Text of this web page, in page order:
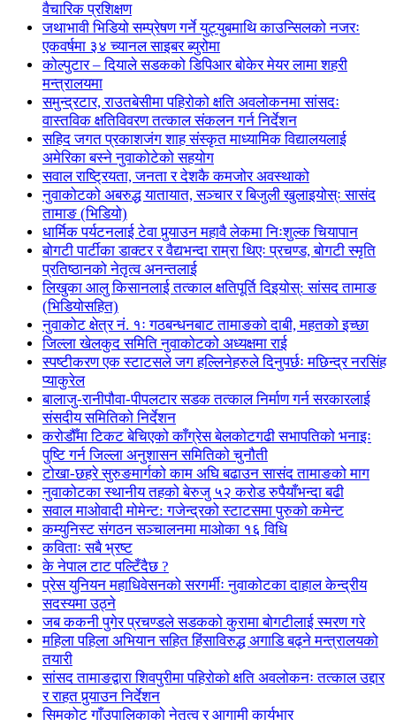
वैचारिक प्रशिक्षण
जथाभावी भिडियो सम्प्रेषण गर्ने युट्युबमाथि काउन्सिलको नजरः
एकवर्षमा ३४ च्यानल साइबर ब्युरोमा
कोल्पुटार – दियाले सडकको डिपिआर बोकेर मेयर लामा शहरी
मन्त्रालयमा
समुन्द्रटार, राउतबेसीमा पहिरोको क्षति अवलोकनमा सांसदः
वास्तविक क्षतिविवरण तत्काल संकलन गर्न निर्देशन
सहिद जगत प्रकाशजंग शाह संस्कृत माध्यामिक विद्यालयलाई
अमेरिका बस्ने नुवाकोटेको सहयोग
सवाल राष्ट्रियता, जनता र देशकै कमजोर अवस्थाको
नुवाकोटको अबरुद्ध यातायात, सञ्चार र बिजुली खुलाइयोस्ः सासंद
तामाङ (भिडियो)
धार्मिक पर्यटनलाई टेवा पुर्‍याउन महावै लेकमा निःशुल्क चियापान
बोगटी पार्टीका डाक्टर र वैद्यभन्दा राम्रा थिएः प्रचण्ड, बोगटी स्मृति
प्रतिष्ठानको नेतृत्व अनन्तलाई
लिखुका आलु किसानलाई तत्काल क्षतिपूर्ति दिइयोस्: सांसद तामाङ
(भिडियोसहित)
नुवाकोट क्षेत्र नं. १ः गठबन्धनबाट तामाङको दाबी, महतको इच्छा
जिल्ला खेलकुद समिति नुवाकोटको अध्यक्षमा राई
स्पष्टीकरण एक स्टाटसले जग हल्लिनेहरुले दिनुपर्छः मछिन्द्र नरसिंह
प्याकुरेल
बालाजु-रानीपौवा-पीपलटार सडक तत्काल निर्माण गर्न सरकारलाई
संसदीय समितिको निर्देशन
करोडौँमा टिकट बेचिएको काँग्रेस बेलकोटगढी सभापतिको भनाइः
पुष्टि गर्न जिल्ला अनुशासन समितिको चुनौती
टोखा-छहरे सुरुङमार्गको काम अघि बढाउन सासंद तामाङको माग
नुवाकोटका स्थानीय तहको बेरुजु ५२ करोड रुपैयाँभन्दा बढी
सवाल माओवादी मोमेन्ट: गजेन्द्रको स्टाटसमा पुरुको कमेन्ट
कम्युनिस्ट संगठन सञ्चालनमा माओका १६ विधि
कविताः सबै भ्रष्ट
के नेपाल टाट पल्टिँदैछ ?
प्रेस युनियन महाधिवेसनको सरगर्मीः नुवाकोटका दाहाल केन्द्रीय
सदस्यमा उठ्ने
जब ककनी पुगेर प्रचण्डले सडकको कुरामा बोगटीलाई स्मरण गरे
महिला पहिला अभियान सहित हिंसाविरुद्ध अगाडि बढ्ने मन्त्रालयको
तयारी
सांसद तामाङद्वारा शिवपुरीमा पहिरोको क्षति अवलोकनः तत्काल उद्दार
र राहत पुर्‍याउन निर्देशन
सिमकोट गाँउपालिकाको नेतृत्व र आगामी कार्यभार